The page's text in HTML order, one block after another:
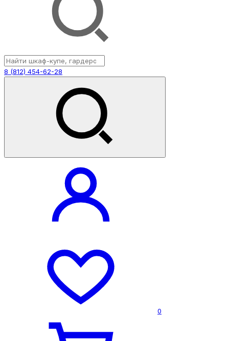
8 (812) 454-62-28
0